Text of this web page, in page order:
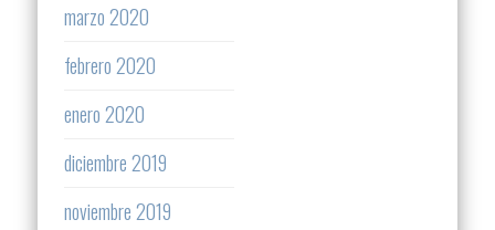
marzo 2020
febrero 2020
enero 2020
diciembre 2019
noviembre 2019